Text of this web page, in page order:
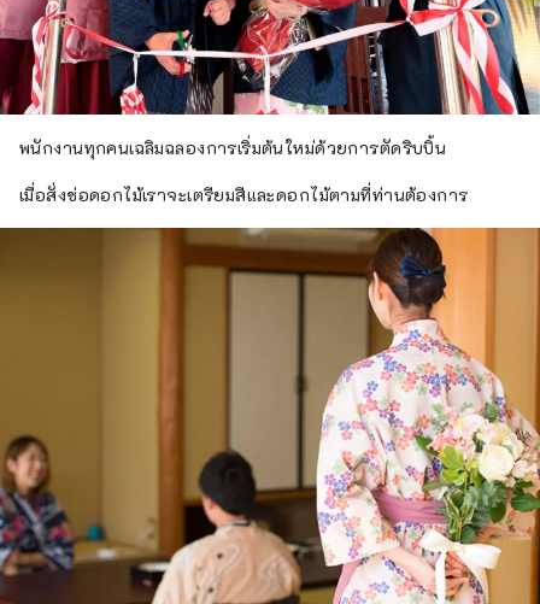
พนักงานทุกคนเฉลิมฉลองการเริ่มต้นใหม่ด้วยการตัดริบบิ้น
เมื่อสั่งช่อดอกไม้เราจะเตรียมสีและดอกไม้ตามที่ท่านต้องการ